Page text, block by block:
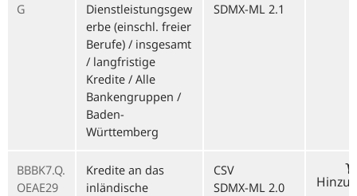
G
Dienstleistungsgew
erbe (einschl. freier
Berufe) / insgesamt
/ langfristige
Kredite / Alle
Bankengruppen /
Baden-
Württemberg
SDMX-ML 2.1
BBBK7.Q.
OEAE29
Kredite an das
inländische
CSV
SDMX-ML 2.0